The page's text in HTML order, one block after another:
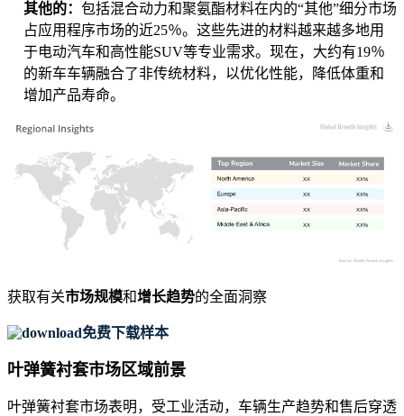
其他的： 包括混合动力和聚氨酯材料在内的“其他”细分市场
占应用程序市场的近25％。这些先进的材料越来越多地用
于电动汽车和高性能SUV等专业需求。现在，大约有19％
的新车车辆融合了非传统材料，以优化性能，降低体重和
增加产品寿命。
XX%
XX
XX%
XX
XX%
XX
XX%
XX
获取有关市场规模和增长趋势的全面洞察
免费下载样本
叶弹簧衬套市场区域前景
叶弹簧衬套市场表明，受工业活动，车辆生产趋势和售后穿透